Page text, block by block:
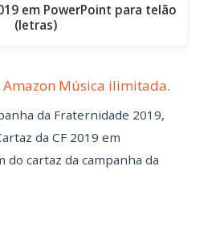
em PowerPoint para telão
(letras)
Amazon Música ilimitada.
da Fraternidade 2019,
da CF 2019 em
do cartaz da campanha da